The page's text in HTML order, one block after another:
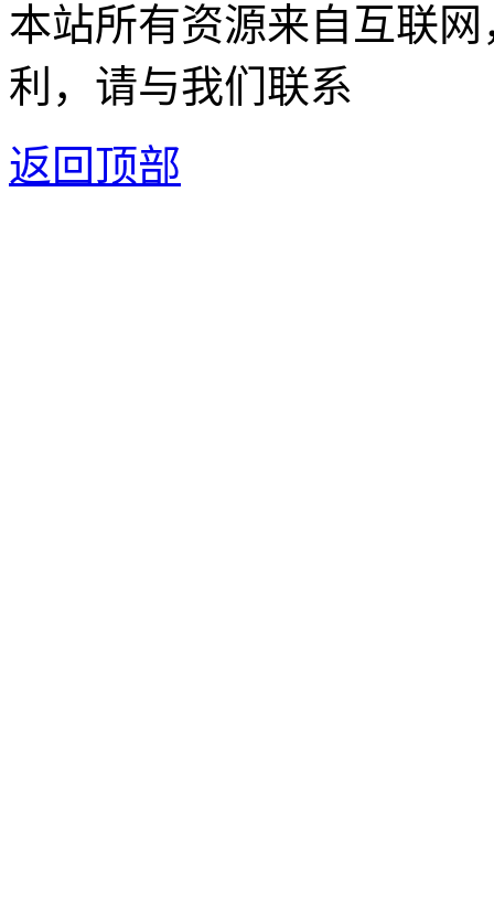
本站所有资源来自互联
利，请与我们联系
返回顶部